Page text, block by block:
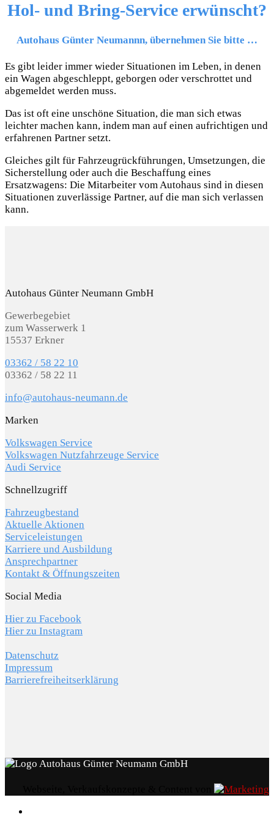
Hol- und Bring-Service erwünscht?
Autohaus Günter Neumannn, übernehmen Sie bitte …
Es gibt leider immer wieder Situationen im Leben, in denen
ein Wagen abgeschleppt, geborgen oder verschrottet und
abgemeldet werden muss.
Das ist oft eine unschöne Situation, die man sich etwas
leichter machen kann, indem man auf einen aufrichtigen und
erfahrenen Partner setzt.
Gleiches gilt für Fahrzeugrückführungen, Umsetzungen, die
Sicherstellung oder auch die Beschaffung eines
Ersatzwagens: Die Mitarbeiter vom Autohaus sind in diesen
Situationen zuverlässige Partner, auf die man sich verlassen
kann.
Autohaus Günter Neumann GmbH
Gewerbegebiet
zum Wasserwerk 1
15537 Erkner
03362 / 58 22 10
03362 / 58 22 11
info@autohaus-neumann.de
Marken
Volkswagen Service
Volkswagen Nutzfahrzeuge Service
Audi Service
Schnellzugriff
Fahrzeugbestand
Aktuelle Aktionen
Serviceleistungen
Karriere und Ausbildung
Ansprechpartner
Kontakt & Öffnungszeiten
Social Media
Hier zu Facebook
Hier zu Instagram
Datenschutz
Impressum
Barrierefreiheitserklärung